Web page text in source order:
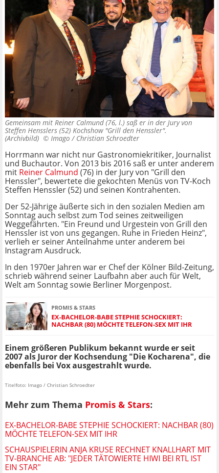
Gemeinsam mit Reiner Calmund (76, l.) saß er in der Jury von
Steffen Hensslers (52) Kochshow "Grill den Henssler".
(Archivbild) © Imago / Christian Schroedter
Horrmann war nicht nur Gastronomiekritiker, Journalist
und Buchautor. Von 2013 bis 2016 saß er unter anderem
mit Reiner Calmund (76) in der Jury von "Grill den
Henssler", bewertete die gekochten Menüs von TV-Koch
Steffen Henssler (52) und seinen Kontrahenten.
Der 52-Jährige äußerte sich in den sozialen Medien am
Sonntag auch selbst zum Tod seines zeitweiligen
Weggefährten. "Ein Freund und Urgestein von Grill den
Henssler ist von uns gegangen. Ruhe in Frieden Heinz",
verlieh er seiner Anteilnahme unter anderem bei
Instagram Ausdruck.
In den 1970er Jahren war er Chef der Kölner Bild-Zeitung,
schrieb während seiner Laufbahn aber auch für Welt,
Welt am Sonntag sowie Berliner Morgenpost.
PROMIS & STARS
EX-BACHELOR-BABE STEPHIE SCHOCKIERT:
NACHBAR (80) MÖCHTE TELEFON-SEX MIT IHR
Einem größeren Publikum bekannt wurde er seit
2007 als Juror der Kochsendung "Die Kocharena", die
ebenfalls bei Vox ausgestrahlt wurde.
Titelfoto: Imago / Christian Schroedter
Mehr zum Thema Promis & Stars:
EX-BACHELOR-BABE STEPHIE SCHOCKIERT: NACHBAR (80)
MÖCHTE TELEFON-SEX MIT IHR
SCHAUSPIELERIN ANJA KRUSE RECHNET KNALLHART MIT
TV-BRANCHE AB: "JEDER TÄTOWIERTE HIWI BEI RTL IST
EIN STAR"